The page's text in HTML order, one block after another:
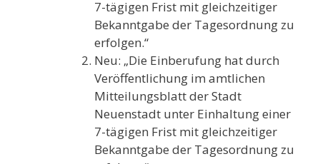
7-tägigen Frist mit gleichzeitiger
Bekanntgabe der Tagesordnung zu
erfolgen.“
Neu: „Die Einberufung hat durch
Veröffentlichung im amtlichen
Mitteilungsblatt der Stadt
Neuenstadt unter Einhaltung einer
7-tägigen Frist mit gleichzeitiger
Bekanntgabe der Tagesordnung zu